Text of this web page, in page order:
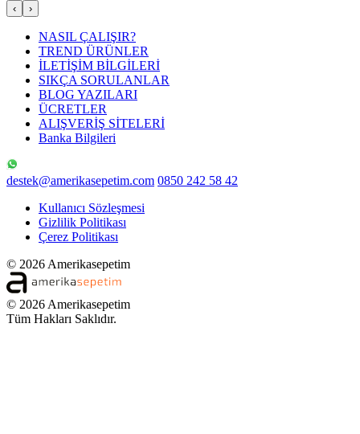
‹ ›
NASIL ÇALIŞIR?
TREND ÜRÜNLER
İLETİŞİM BİLGİLERİ
SIKÇA SORULANLAR
BLOG YAZILARI
ÜCRETLER
ALIŞVERİŞ SİTELERİ
Banka Bilgileri
destek@amerikasepetim.com 0850 242 58 42
Kullanıcı Sözleşmesi
Gizlilik Politikası
Çerez Politikası
© 2026 Amerikasepetim
© 2026 Amerikasepetim
Tüm Hakları Saklıdır.